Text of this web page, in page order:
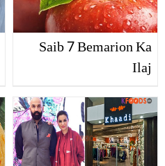
Saib 7 Bemarion Ka
Ilaj